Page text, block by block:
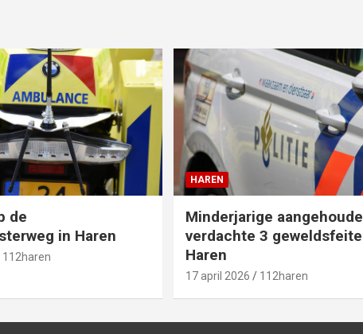
de
in Haren
112haren
HAREN
Minderjarige
verdachte 3
Haren
17 april 2026 112haren